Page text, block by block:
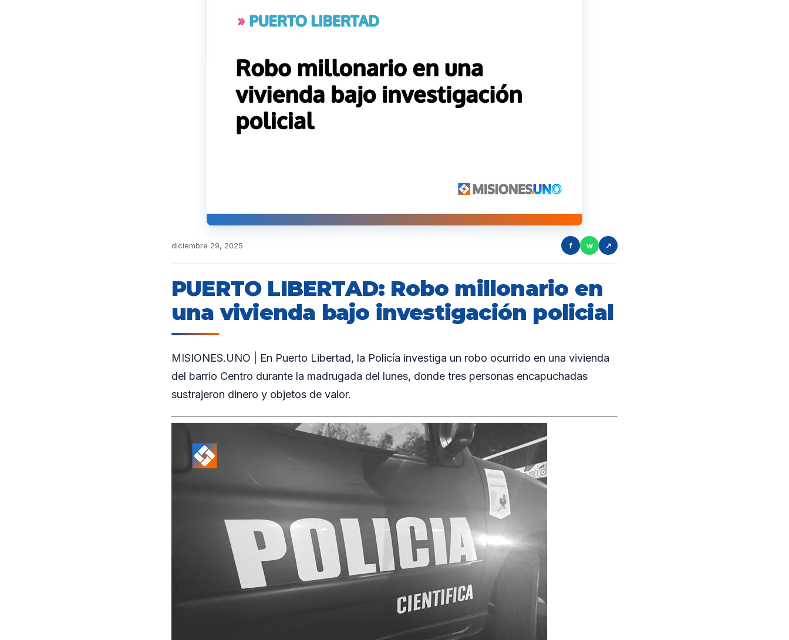
diciembre 29, 2025 f w ↗
PUERTO LIBERTAD: Robo millonario en
una vivienda bajo investigación policial
MISIONES.UNO | En Puerto Libertad, la Policía investiga un robo ocurrido en una vivienda
del barrio Centro durante la madrugada del lunes, donde tres personas encapuchadas
sustrajeron dinero y objetos de valor.